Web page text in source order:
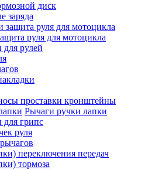
диск
заряда
руля для мотоцикла
для рулей
проставки кронштейны
Рычаги ручки лапки
для грипс
руля
переключения передач
тормоза